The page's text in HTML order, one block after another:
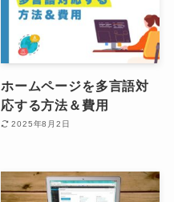
ホームページを多言語対
応する方法＆費用
2025年8月2日